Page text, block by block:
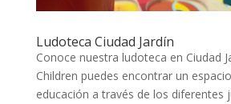
Ludoteca Ciudad Jardín
Conoce nuestra ludoteca en Ciudad
Children puedes encontrar un
educación a través de los diferentes